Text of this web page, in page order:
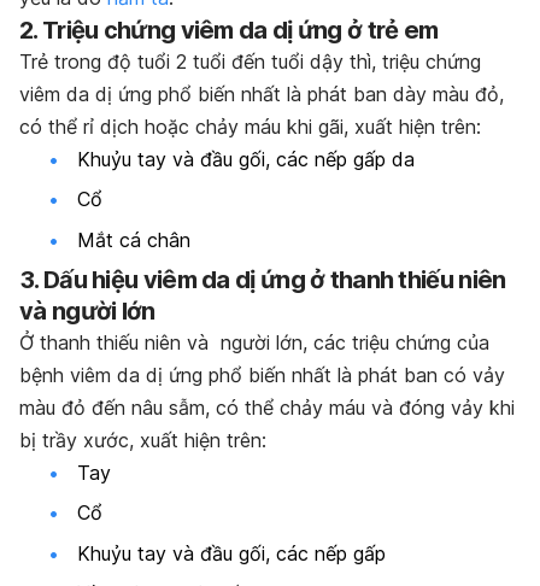
2. Triệu chứng viêm da dị ứng ở trẻ em
Trẻ trong độ tuổi 2 tuổi đến tuổi dậy thì, triệu chứng
viêm da dị ứng phổ biến nhất là phát ban dày màu đỏ,
có thể rỉ dịch hoặc chảy máu khi gãi, xuất hiện trên:
Khuỷu tay và đầu gối, các nếp gấp da
Cổ
Mắt cá chân
3. Dấu hiệu viêm da dị ứng ở thanh thiếu niên
và người lớn
Ở thanh thiếu niên và người lớn, các triệu chứng của
bệnh viêm da dị ứng phổ biến nhất là phát ban có vảy
màu đỏ đến nâu sẫm, có thể chảy máu và đóng vảy khi
bị trầy xước, xuất hiện trên:
Tay
Cổ
Khuỷu tay và đầu gối, các nếp gấp